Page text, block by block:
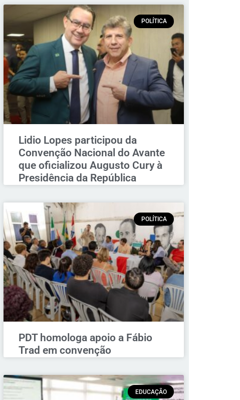
POLÍTICA
Lidio Lopes participou da
Convenção Nacional do Avante
que oficializou Augusto Cury à
Presidência da República
POLÍTICA
PDT homologa apoio a Fábio
Trad em convenção
EDUCAÇÃO